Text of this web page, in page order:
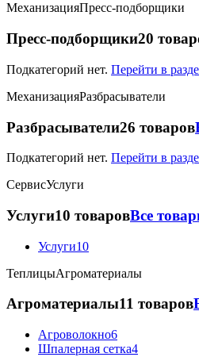
МеханизацияПресс-подборщики
Пресс-подборщики20
Подкатегорий нет. Перейти в
МеханизацияРазбрасыватели
Разбрасыватели26 товаров
Подкатегорий нет. Перейти в
СервисУслуги
Услуги10 товаровВсе
Услуги10
ТеплицыАгроматериалы
Агроматериалы11 товаров
Агроволокно6
Шпалерная сетка4